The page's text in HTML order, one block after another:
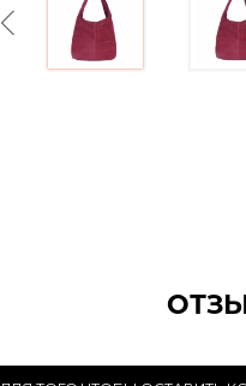
Previous